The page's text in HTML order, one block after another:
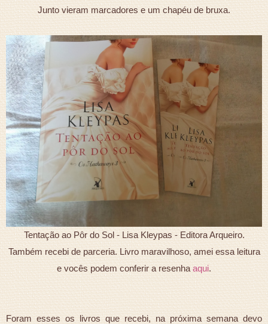
Junto vieram marcadores e um chapéu de bruxa.
Tentação ao Pôr do Sol - Lisa Kleypas - Editora Arqueiro.
Também recebi de parceria. Livro maravilhoso, amei essa leitura
e vocês podem conferir a resenhaaqui.
Foram esses os livros que recebi, na próxima semana devo